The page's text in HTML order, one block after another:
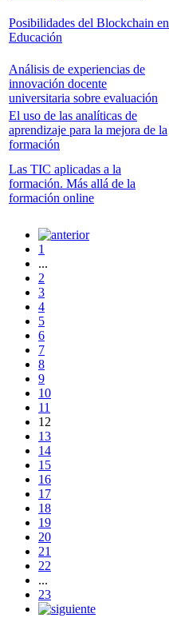
Posibilidades del Blockchain en
Educación
Análisis de experiencias de
innovación docente
universitaria sobre evaluación
El uso de las analíticas de
aprendizaje para la mejora de la
formación
Las TIC aplicadas a la
formación. Más allá de la
formación online
1
...
2
3
4
5
6
7
8
9
10
11
12
13
14
15
16
17
18
19
20
21
22
...
23